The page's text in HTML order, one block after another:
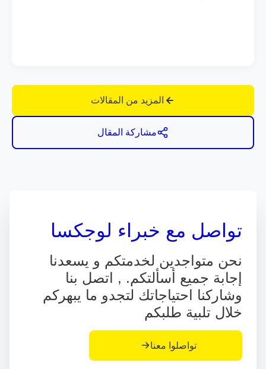
المزيد من المقالات
مشاركة المقال
تواصل مع خبراء لوجكسا
نحن متواجدين لخدمتكم و يسعدنا
إجابة جميع أسألتكم. , اتصل بنا
وشاركنا احتياجاتك لتجدو ما يبهركم
خلال تلبية طلبكم
تواصلوا معنا